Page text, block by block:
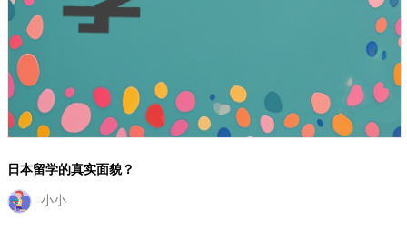
日本留学的真实面貌？
小小